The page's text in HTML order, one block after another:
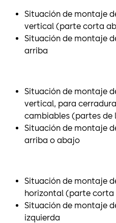
Situación de montaje
vertical (parte corta
Situación de montaje
arriba
Situación de montaje
vertical, para
cambiables (partes de
Situación de montaje
arriba o abajo
Situación de montaje
horizontal (parte corta
Situación de montaje
izquierda